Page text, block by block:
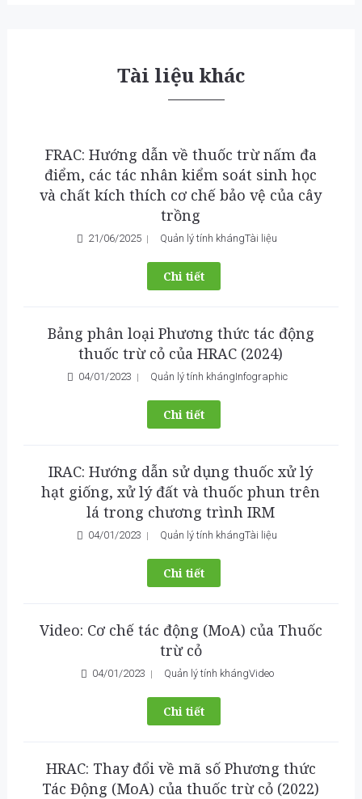
Tài liệu khác
FRAC: Hướng dẫn về thuốc trừ nấm đa
điểm, các tác nhân kiểm soát sinh học
và chất kích thích cơ chế bảo vệ của cây
trồng
21/06/2025 Quản lý tính khángTài liệu
Chi tiết
Bảng phân loại Phương thức tác động
thuốc trừ cỏ của HRAC (2024)
04/01/2023 Quản lý tính khángInfographic
Chi tiết
IRAC: Hướng dẫn sử dụng thuốc xử lý
hạt giống, xử lý đất và thuốc phun trên
lá trong chương trình IRM
04/01/2023 Quản lý tính khángTài liệu
Chi tiết
Video: Cơ chế tác động (MoA) của Thuốc
trừ cỏ
04/01/2023 Quản lý tính khángVideo
Chi tiết
HRAC: Thay đổi về mã số Phương thức
Tác Động (MoA) của thuốc trừ cỏ (2022)